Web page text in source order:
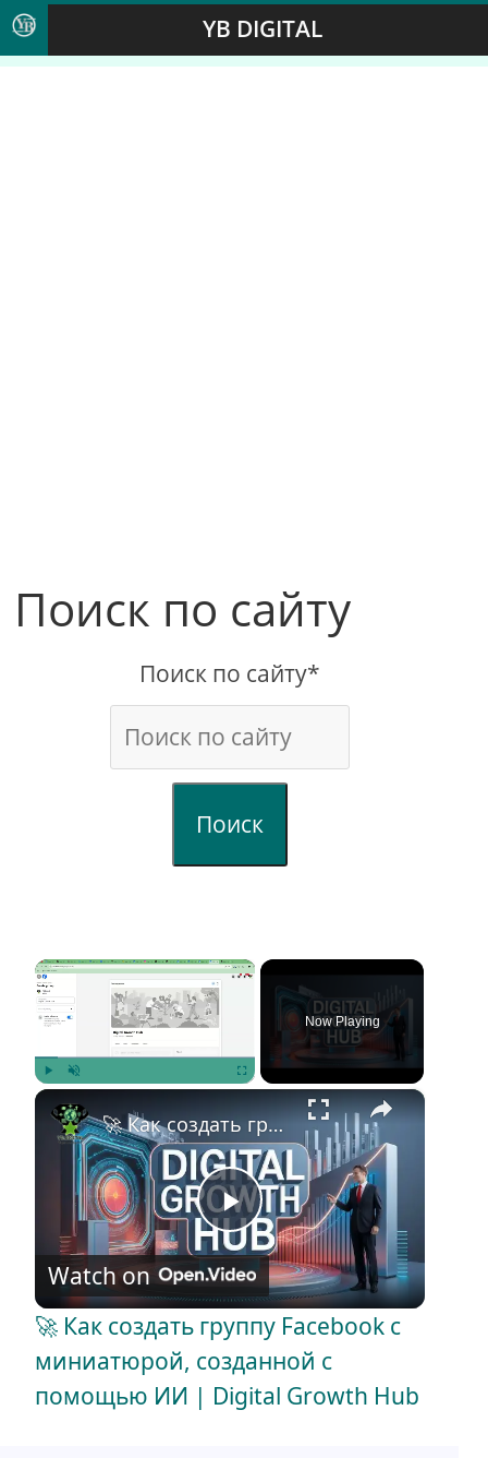
YB DIGITAL
Поиск по сайту
Поиск по сайту*
Поиск
×
Now Playing
×
P
l
a
🚀 Как создать группу Facebook с миниатюрой, созданной с помощью ИИ | Digital Growth Hub
Watch on
🚀 Как создать группу Facebook с
миниатюрой, созданной с
помощью ИИ | Digital Growth Hub